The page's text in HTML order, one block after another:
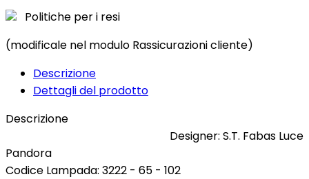
Politiche per i resi
(modificale nel modulo Rassicurazioni cliente)
Descrizione
Dettagli del prodotto
Descrizione
Designer: S.T. Fabas Luce
Pandora
Codice Lampada: 3222 - 65 - 102